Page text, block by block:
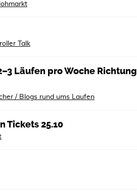
Talk
Läufen pro Woche Richtung
/ Blogs rund ums Laufen
Tickets 25.10